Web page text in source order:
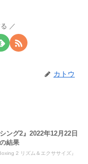
カトウ
ング2』2022年12月22日
結果
2 リズム＆エクササイズ』